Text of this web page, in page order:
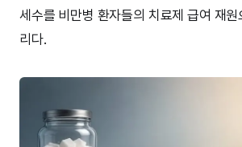
세수를 비만병 환자들의 치료제 급여 재
리다.